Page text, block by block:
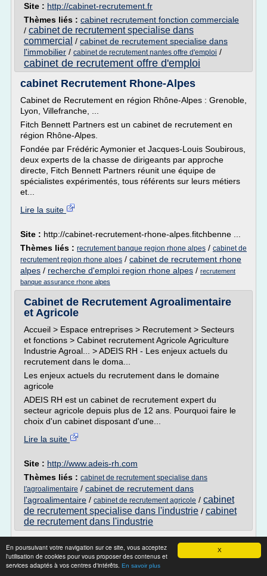
X
En poursuivant votre navigation sur ce site, vous acceptez
l'utilisation de cookies pour vous proposer des contenus et
services adaptés à vos centres d'intérêts. En savoir plus
Site : http://cabinet-recrutement.fr
Thèmes liés : cabinet recrutement fonction commerciale
/ cabinet de recrutement specialise dans
commercial / cabinet de recrutement specialise dans
l'immobilier / cabinet de recrutement nantes offre d'emploi /
cabinet de recrutement offre d'emploi
cabinet Recrutement Rhone-Alpes
Cabinet de Recrutement en région Rhône-Alpes : Grenoble,
Lyon, Villefranche, ...
Fitch Bennett Partners est un cabinet de recrutement en
région Rhône-Alpes.
Fondée par Frédéric Aymonier et Jacques-Louis Soubirous,
deux experts de la chasse de dirigeants par approche
directe, Fitch Bennett Partners réunit une équipe de
spécialistes expérimentés, tous référents sur leurs métiers
et...
Lire la suite
Site : http://cabinet-recrutement-rhone-alpes.fitchbenne ...
Thèmes liés : recrutement banque region rhone alpes / cabinet de
recrutement region rhone alpes / cabinet de recrutement rhone
alpes / recherche d'emploi region rhone alpes / recrutement
banque assurance rhone alpes
Cabinet de Recrutement Agroalimentaire
et Agricole
Accueil > Espace entreprises > Recrutement > Secteurs
et fonctions > Cabinet recrutement Agricole Agriculture
Industrie Agroal... > ADEIS RH - Les enjeux actuels du
recrutement dans le doma...
Les enjeux actuels du recrutement dans le domaine
agricole
ADEIS RH est un cabinet de recrutement expert du
secteur agricole depuis plus de 12 ans. Pourquoi faire le
choix d'un cabinet disposant d'une...
Lire la suite
Site : http://www.adeis-rh.com
Thèmes liés : cabinet de recrutement specialise dans
l'agroalimentaire / cabinet de recrutement dans
l'agroalimentaire / cabinet de recrutement agricole / cabinet
de recrutement specialise dans l'industrie / cabinet
de recrutement dans l'industrie
cabinet de recrutements vins et spiritueux
Blog